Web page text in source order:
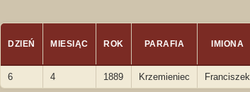
DZIEŃ MIESIĄC ROK PARAFIA IMIONA
6 4 1889 Krzemieniec Franciszek